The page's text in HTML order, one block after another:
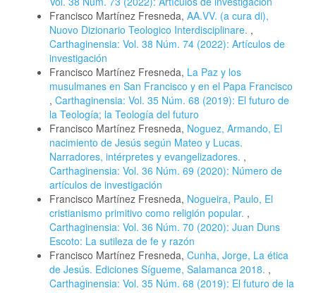
Francisco Martínez Fresneda, AA.VV. (a cura di),
Nuovo Dizionario Teologico Interdisciplinare. ,
Carthaginensia: Vol. 38 Núm. 74 (2022): Artículos de
investigación
Francisco Martínez Fresneda, La Paz y los
musulmanes en San Francisco y en el Papa Francisco
, Carthaginensia: Vol. 35 Núm. 68 (2019): El futuro de
la Teología; la Teología del futuro
Francisco Martínez Fresneda, Noguez, Armando, El
nacimiento de Jesús según Mateo y Lucas.
Narradores, intérpretes y evangelizadores. ,
Carthaginensia: Vol. 36 Núm. 69 (2020): Número de
artículos de investigación
Francisco Martínez Fresneda, Nogueira, Paulo, El
cristianismo primitivo como religión popular. ,
Carthaginensia: Vol. 36 Núm. 70 (2020): Juan Duns
Escoto: La sutileza de fe y razón
Francisco Martínez Fresneda, Cunha, Jorge, La ética
de Jesús. Ediciones Sígueme, Salamanca 2018. ,
Carthaginensia: Vol. 35 Núm. 68 (2019): El futuro de la